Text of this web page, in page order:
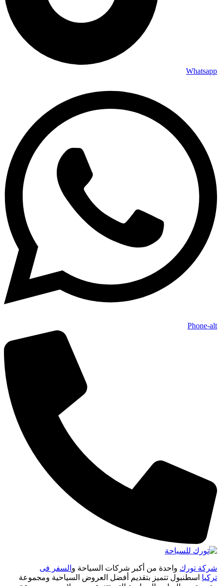
Whatsapp
Phone-alt
شركة تورك واحدة من أكبر شركات السياحة و السفر فى
تركيا اسطنبول تتميز بتقديم أفضل العروض السياحية ومجموعة